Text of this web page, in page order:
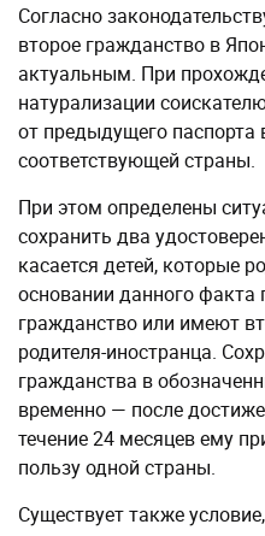
Согласно
второе гражданство в
актуальным. При
натурализации
от предыдущего
соответствующей страны.
При этом определены
сохранить два
касается детей, которые
основании данного факта
гражданство или имеют
родителя-иностранца.
гражданства в
временно — после
течение 24 месяцев ему
пользу одной страны.
Существует также